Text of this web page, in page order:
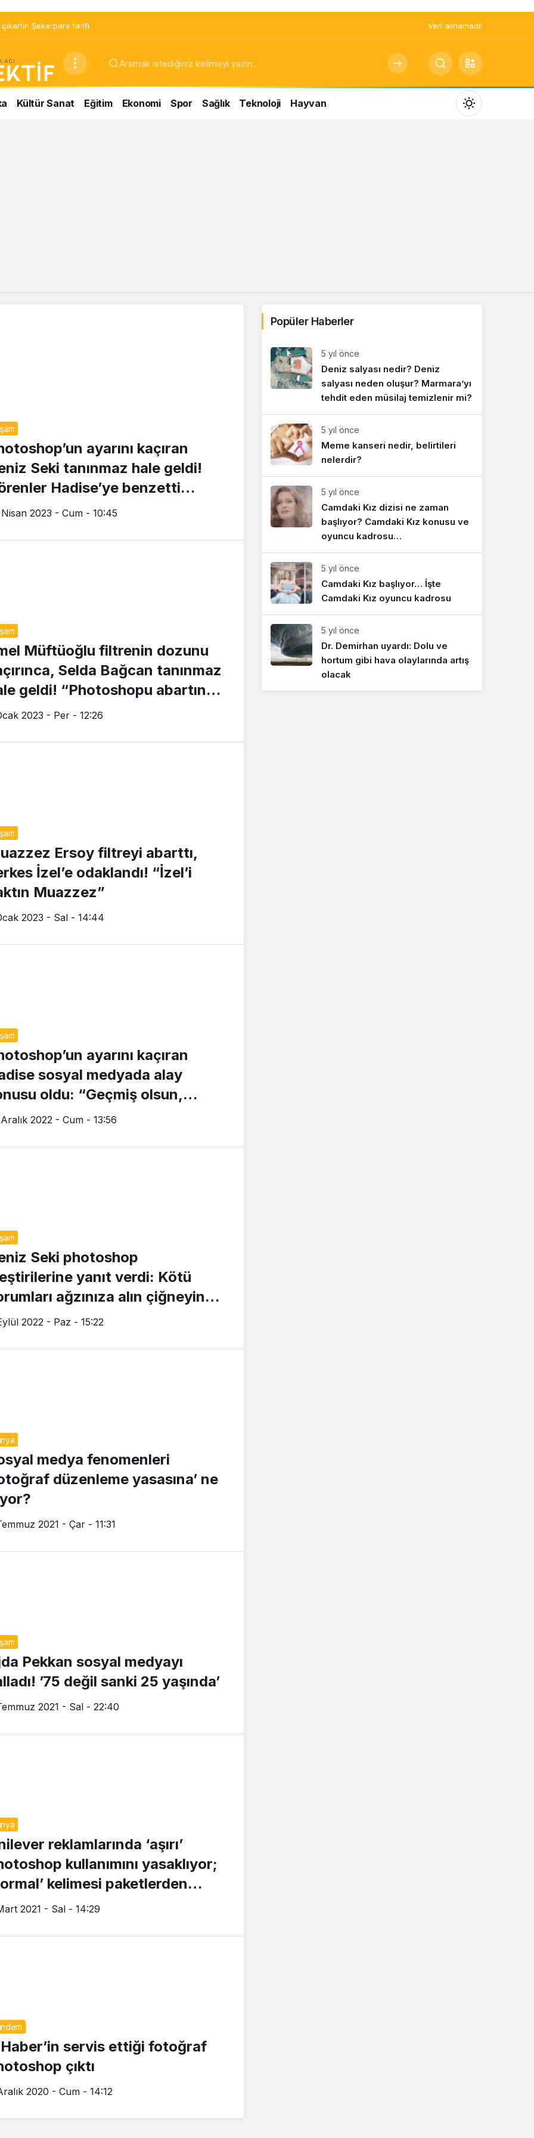
Şekerpare tarifi Veri alınamadı!
Kültür Sanat Eğitim Ekonomi Spor Sağlık Teknoloji Hayvan
Mod
değiştir
ayarını kaçıran
Seki tanınmaz hale geldi!
Hadise’ye benzetti…
2023 - Cum - 10:45
Müftüoğlu filtrenin dozunu
Selda Bağcan tanınmaz
geldi! “Photoshopu abartınca
yıllarına dönmüş”
2023 - Per - 12:26
Ersoy filtreyi abarttı,
İzel’e odaklandı! “İzel’i
Muazzez”
2023 - Sal - 14:44
ayarını kaçıran
sosyal medyada alay
oldu: “Geçmiş olsun,
ne oldu?”
2022 - Cum - 13:56
Seki photoshop
yanıt verdi: Kötü
ağzınıza alın çiğneyin
tükürmeyin
2022 - Paz - 15:22
medya fenomenleri
düzenleme yasasına’ ne
2021 - Çar - 11:31
Pekkan sosyal medyayı
’75 değil sanki 25 yaşında’
2021 - Sal - 22:40
reklamlarında ‘aşırı’
kullanımını yasaklıyor;
kelimesi paketlerden
2021 - Sal - 14:29
servis ettiği fotoğraf
çıktı
2020 - Cum - 14:12
Popüler Haberler
5 yıl önce
Deniz salyası nedir? Deniz
salyası neden oluşur? Marmara’yı
tehdit eden müsilaj temizlenir mi?
5 yıl önce
Meme kanseri nedir, belirtileri
nelerdir?
5 yıl önce
Camdaki Kız dizisi ne zaman
başlıyor? Camdaki Kız konusu ve
oyuncu kadrosu…
5 yıl önce
Camdaki Kız başlıyor… İşte
Camdaki Kız oyuncu kadrosu
5 yıl önce
Dr. Demirhan uyardı: Dolu ve
hortum gibi hava olaylarında artış
olacak